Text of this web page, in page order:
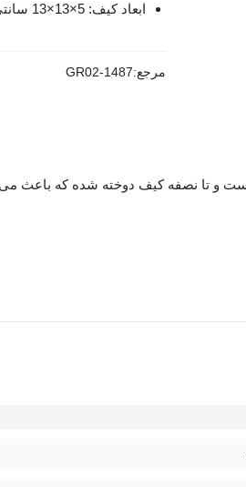
ابعاد کیف: 5×13×13 سانتی متر
مرجع:GR02-1487